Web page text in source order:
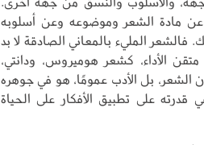
عن مادة الشعر وموضوعه وعن أسلوبه
فالشعر المليء بالمعاني الصادقة لا بد
الأداء، كشعر هوميروس، ودانتي،
الشعر، بل الأدب عمومًا، هو في جوهره
على تطبيق الأفكار على الحياة